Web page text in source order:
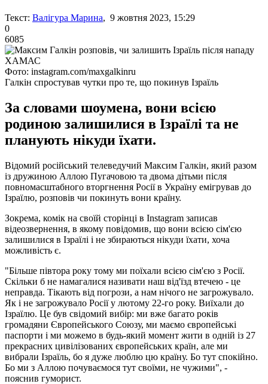
Текст: Валігура Марина, 9 жовтня 2023, 15:29
0
6085
Фото: instagram.com/maxgalkinru
Галкін спростував чутки про те, що покинув Ізраїль
За словами шоумена, вони всією
родиною залишилися в Ізраїлі та не
планують нікуди їхати.
Відомий російський телеведучий Максим Галкін, який разом
із дружиною Аллою Пугачовою та двома дітьми після
повномасштабного вторгнення Росії в Україну емігрував до
Ізраїлю, розповів чи покинуть вони країну.
Зокрема, комік на своїй сторінці в Instagram записав
відеозвернення, в якому повідомив, що вони всією сім'єю
залишилися в Ізраїлі і не збираються нікуди їхати, хоча
можливість є.
"Більше півтора року тому ми поїхали всією сім'єю з Росії.
Скільки б не намагалися називати наш від'їзд втечею - це
неправда. Тікають від погрози, а нам нічого не загрожувало.
Як і не загрожувало Росії у лютому 22-го року. Виїхали до
Ізраїлю. Це був свідомий вибір: ми вже багато років
громадяни Європейського Союзу, ми маємо європейські
паспорти і ми можемо в будь-який момент жити в одній із 27
прекрасних цивілізованих європейських країн, але ми
вибрали Ізраїль, бо я дуже люблю цю країну. Бо тут спокійно.
Бо ми з Аллою почуваємося тут своїми, не чужими", -
пояснив гуморист.